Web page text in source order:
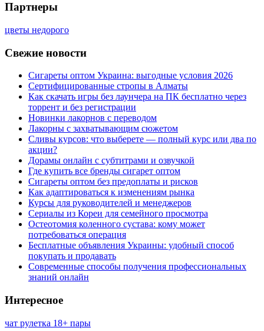
Партнеры
цветы недорого
Свежие новости
Сигареты оптом Украина: выгодные условия 2026
Сертифицированные стропы в Алматы
Как скачать игры без лаунчера на ПК бесплатно через
торрент и без регистрации
Новинки лакорнов с переводом
Лакорны с захватывающим сюжетом
Сливы курсов: что выберете — полный курс или два по
акции?
Дорамы онлайн с субтитрами и озвучкой
Где купить все бренды сигарет оптом
Сигареты оптом без предоплаты и рисков
Как адаптироваться к изменениям рынка
Курсы для руководителей и менеджеров
Сериалы из Кореи для семейного просмотра
Остеотомия коленного сустава: кому может
потребоваться операция
Бесплатные объявления Украины: удобный способ
покупать и продавать
Современные способы получения профессиональных
знаний онлайн
Интересное
чат рулетка 18+ пары